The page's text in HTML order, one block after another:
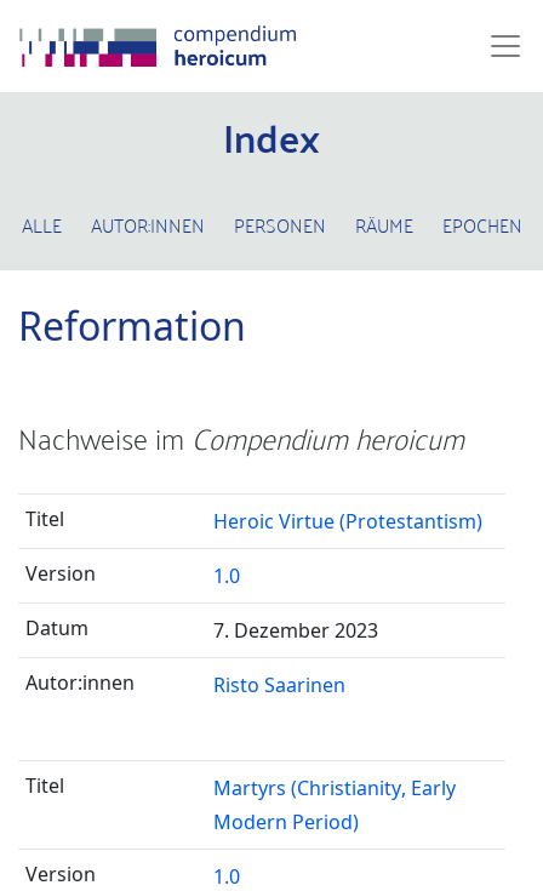
Index
ALLE AUTOR:INNEN PERSONEN RÄUME EPOCHEN
Reformation
Nachweise im Compendium heroicum
Heroic Virtue (Protestantism)
1.0
7. Dezember 2023
Risto Saarinen
Martyrs (Christianity, Early
Modern Period)
1.0